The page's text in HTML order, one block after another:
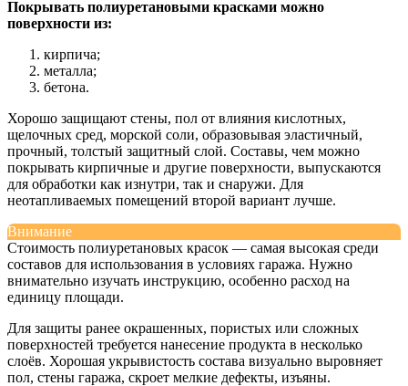
Покрывать полиуретановыми красками можно
поверхности из:
кирпича;
металла;
бетона.
Хорошо защищают стены, пол от влияния кислотных,
щелочных сред, морской соли, образовывая эластичный,
прочный, толстый защитный слой. Составы, чем можно
покрывать кирпичные и другие поверхности, выпускаются
для обработки как изнутри, так и снаружи. Для
неотапливаемых помещений второй вариант лучше.
Внимание
Стоимость полиуретановых красок — самая высокая среди
составов для использования в условиях гаража. Нужно
внимательно изучать инструкцию, особенно расход на
единицу площади.
Для защиты ранее окрашенных, пористых или сложных
поверхностей требуется нанесение продукта в несколько
слоёв. Хорошая укрывистость состава визуально выровняет
пол, стены гаража, скроет мелкие дефекты, изъяны.